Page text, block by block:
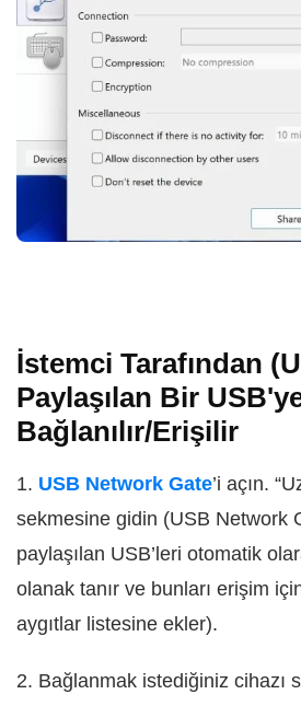
İstemci Tarafından
Paylaşılan Bir
Bağlanılır/Erişilir
1. USB Network Gate’i açın.
sekmesine gidin (USB Network
paylaşılan USB’leri otomatik
olanak tanır ve bunları erişim
aygıtlar listesine ekler).
2. Bağlanmak istediğiniz cihazı